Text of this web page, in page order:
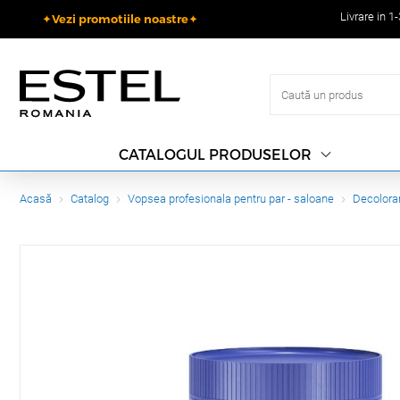
✦Vezi promotiile noastre✦ Livrare in
CATALOGUL PRODUSELOR
Acasă Catalog Vopsea profesionala pentru par - saloane